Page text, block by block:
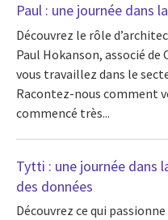
Paul : une journée dans
Découvrez le rôle
Paul Hokanson, associé de
vous travaillez dans le
Racontez-nous comment
commencé très...
Tytti : une journée dans
des données
Découvrez ce qui